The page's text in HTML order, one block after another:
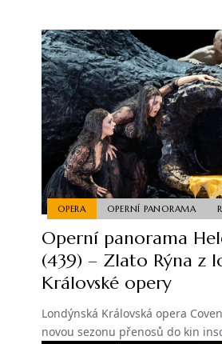
OPERA OPERNÍ PANORAMA
Operní panorama
(439) – Zlato Rýna z
Královské opery
Londýnská Královská opera
novou sezonu přenosů do kin